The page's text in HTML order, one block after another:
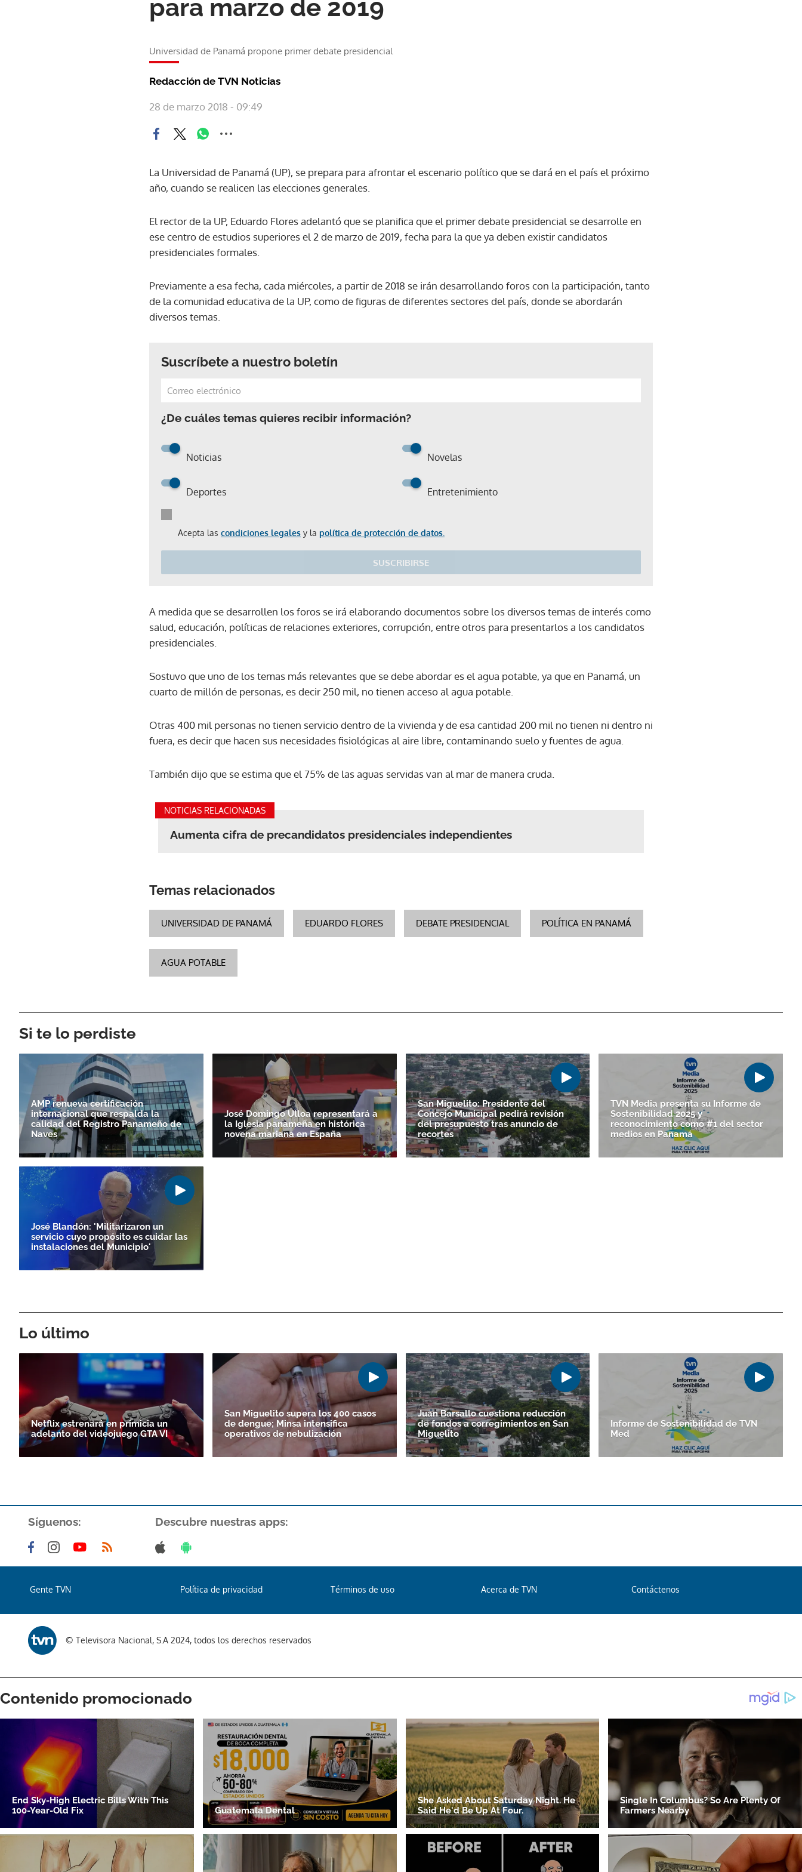
para marzo de 2019
Universidad de Panamá propone primer debate presidencial
Redacción de TVN Noticias
28 de marzo 2018 - 09:49
La Universidad de Panamá (UP), se prepara para afrontar el escenario político que se dará en el país el próximo
año, cuando se realicen las elecciones generales.
El rector de la UP, Eduardo Flores adelantó que se planifica que el primer debate presidencial se desarrolle en
ese centro de estudios superiores el 2 de marzo de 2019, fecha para la que ya deben existir candidatos
presidenciales formales.
Previamente a esa fecha, cada miércoles, a partir de 2018 se irán desarrollando foros con la participación, tanto
de la comunidad educativa de la UP, como de figuras de diferentes sectores del país, donde se abordarán
diversos temas.
Suscríbete a nuestro boletín
¿De cuáles temas quieres recibir información?
Noticias Novelas
Deportes Entretenimiento
Acepta las condiciones legales y la política de protección de datos.
SUSCRIBIRSE
Gracias por suscribirte a nuestro boletín.
A medida que se desarrollen los foros se irá elaborando documentos sobre los diversos temas de interés como
salud, educación, políticas de relaciones exteriores, corrupción, entre otros para presentarlos a los candidatos
presidenciales.
Sostuvo que uno de los temas más relevantes que se debe abordar es el agua potable, ya que en Panamá, un
cuarto de millón de personas, es decir 250 mil, no tienen acceso al agua potable.
Otras 400 mil personas no tienen servicio dentro de la vivienda y de esa cantidad 200 mil no tienen ni dentro ni
fuera, es decir que hacen sus necesidades fisiológicas al aire libre, contaminando suelo y fuentes de agua.
También dijo que se estima que el 75% de las aguas servidas van al mar de manera cruda.
NOTICIAS RELACIONADAS
Aumenta cifra de precandidatos presidenciales independientes
Temas relacionados
UNIVERSIDAD DE PANAMÁ EDUARDO FLORES DEBATE PRESIDENCIAL POLÍTICA EN PANAMÁ
AGUA POTABLE
Si te lo perdiste
AMP renueva certificación
internacional que respalda la
calidad del Registro Panameño de
Naves
José Domingo Ulloa representará a
la Iglesia panameña en histórica
novena mariana en España
San Miguelito: Presidente del
Concejo Municipal pedirá revisión
del presupuesto tras anuncio de
recortes
TVN Media presenta su Informe de
Sostenibilidad 2025 y
reconocimiento como #1 del sector
medios en Panamá
José Blandón: 'Militarizaron un
servicio cuyo propósito es cuidar las
instalaciones del Municipio'
Lo último
Netflix estrenará en primicia un
adelanto del videojuego GTA VI
San Miguelito supera los 400 casos
de dengue; Minsa intensifica
operativos de nebulización
Juan Barsallo cuestiona reducción
de fondos a corregimientos en San
Miguelito
Informe de Sostenibilidad de TVN
Med
Síguenos: Descubre nuestras apps:
Gente TVN Política de privacidad Términos de uso Acerca de TVN Contáctenos
© Televisora Nacional, S.A 2024, todos los derechos reservados